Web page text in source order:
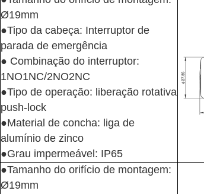
Ø19mm
●Tipo da cabeça: Interruptor de
parada de emergência
● Combinação do interruptor:
1NO1NC/2NO2NC
●Tipo de operação: liberação rotativa
push-lock
●Material de concha: liga de
alumínio de zinco
●Grau impermeável: IP65
●Tamanho do orifício de montagem:
Ø19mm